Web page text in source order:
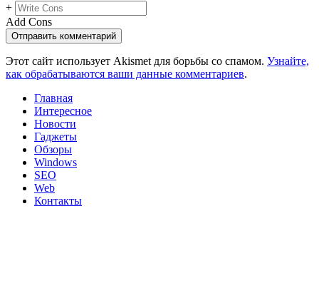
+
Add Cons
Этот сайт использует Akismet для борьбы со спамом. Узнайте,
как обрабатываются ваши данные комментариев.
Главная
Интересное
Новости
Гаджеты
Обзоры
Windows
SEO
Web
Контакты